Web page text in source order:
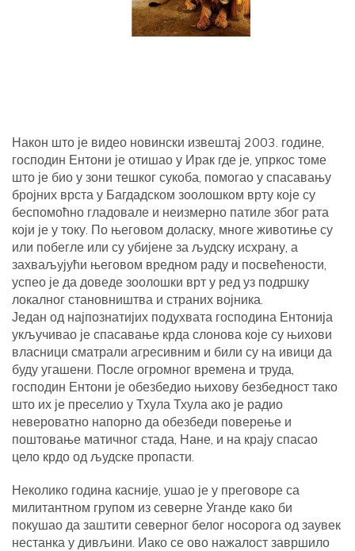
Након што је видео новински извештај 2003. године,
господин Ентони је отишао у Ирак где је, упркос томе
што је био у зони тешког сукоба, помогао у спасавању
бројних врста у Багдадском зоолошком врту које су
беспомоћно гладовале и неизмерно патиле због рата
који је у току. По његовом доласку, многе животиње су
или побегле или су убијене за људску исхрану, а
захваљујући његовом вредном раду и посвећености,
успео је да доведе зоолошки врт у ред уз подршку
локалног становништва и страних војника.
Један од најпознатијих подухвата господина Ентонија
укључивао је спасавање крда слонова које су њихови
власници сматрали агресивним и били су на ивици да
буду угашени. После огромног времена и труда,
господин Ентони је обезбедио њихову безбедност тако
што их је преселио у Тхула Тхула ако је радио
невероватно напорно да обезбеди поверење и
поштовање матичног стада, Нане, и на крају спасао
цело крдо од људске пропасти.
Неколико година касније, ушао је у преговоре са
милитантном групом из северне Уганде како би
покушао да заштити северног белог носорога од заувек
нестанка у дивљини. Иако се ово нажалост завршило